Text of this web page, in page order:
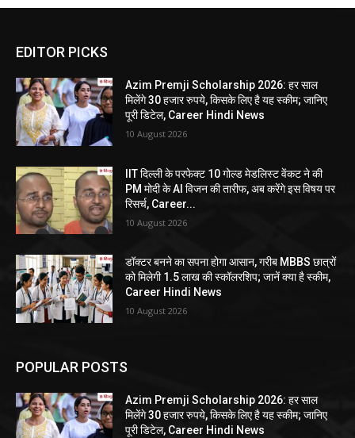
EDITOR PICKS
Azim Premji Scholarship 2026: हर साल
मिलेंगे 30 हजार रुपये, किसके लिए है यह स्कीम; जानिए
पूरी डिटेल, Career Hindi News
10 August 2026
IIT दिल्ली के परफेक्ट 10 गोल्ड मेडलिस्ट वेंकट ने की
PM मोदी के AI विजन की तारीफ, अब करेंगे इस विषय पर
रिसर्च, Career...
10 August 2026
डॉक्टर बनने का सपना होगा आसान, गरीब MBBS छात्रों
को मिलेगी 1.5 लाख की स्कॉलरशिप; जानें क्या है स्कीम,
Career Hindi News
10 August 2026
POPULAR POSTS
Azim Premji Scholarship 2026: हर साल
मिलेंगे 30 हजार रुपये, किसके लिए है यह स्कीम; जानिए
पूरी डिटेल, Career Hindi News